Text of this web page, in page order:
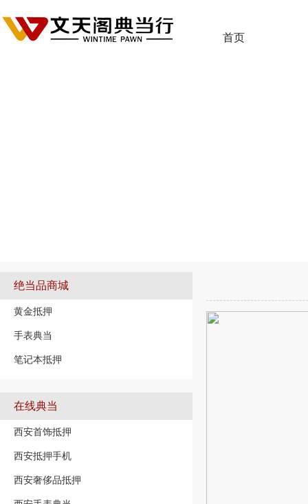
首页
绝当品商城
黄金抵押
手表典当
笔记本抵押
在线典当
西安首饰抵押
西安抵押手机
西安奢侈品抵押